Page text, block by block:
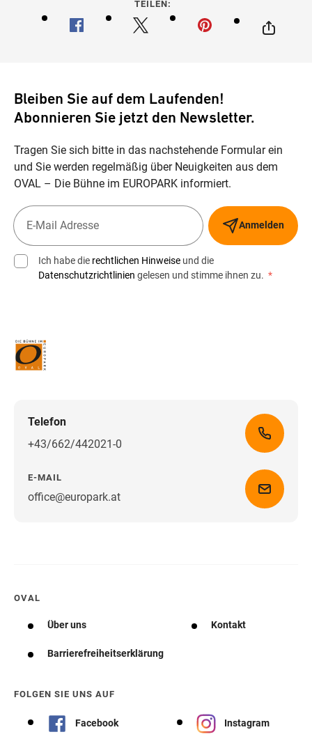
TEILEN:
Bleiben Sie auf dem Laufenden!
Abonnieren Sie jetzt den Newsletter.
Tragen Sie sich bitte in das nachstehende Formular ein
und Sie werden regelmäßig über Neuigkeiten aus dem
OVAL – Die Bühne im EUROPARK informiert.
Anmelden
Ich habe die rechtlichen Hinweise und die
Datenschutzrichtlinien gelesen und stimme ihnen zu. *
Telefon
+43/662/442021-0
E-MAIL
office@europark.atWegbeschreibung erhalten
OVAL
Über uns Kontakt
Barrierefreiheitserklärung
FOLGEN SIE UNS AUF
Facebook Instagram